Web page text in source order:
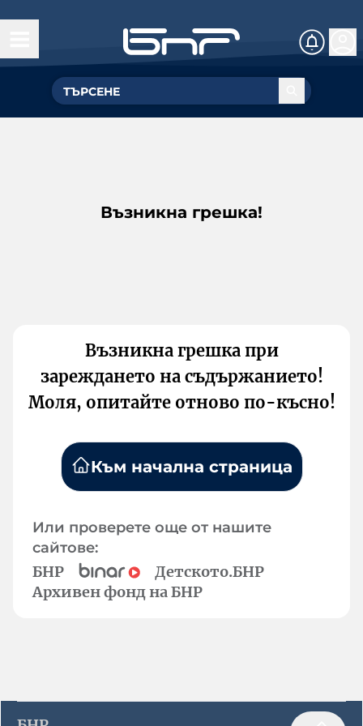
Възникна грешка!
Възникна грешка при
зареждането на съдържанието!
Моля, опитайте отново по-късно!
Към начална страница
Или проверете още от нашите
сайтове:
БНР
Детското.БНР
Архивен фонд на БНР